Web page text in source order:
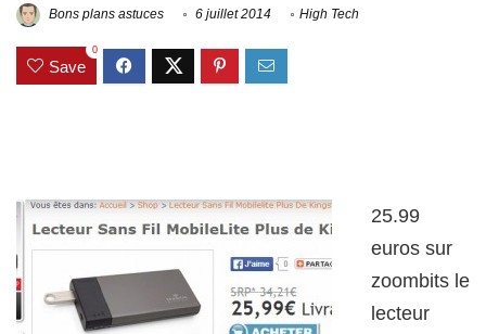
Bons plans astuces 6 juillet 2014 High Tech
Save
0
25.99
euros sur
zoombits le
lecteur